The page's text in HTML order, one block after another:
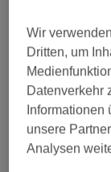
Wir
Dritten, um
Datenverkehr
Informationen
unsere
Analysen